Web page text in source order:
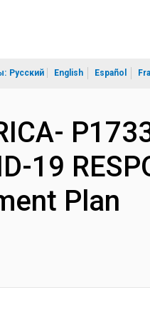
Русский English Español
19
Plan